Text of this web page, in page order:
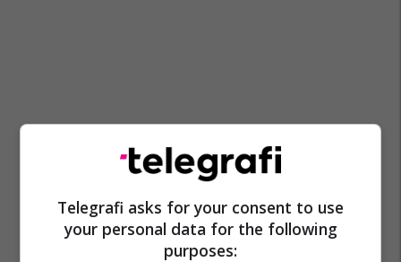
Telegrafi asks for your consent to use
your personal data for the following
purposes: